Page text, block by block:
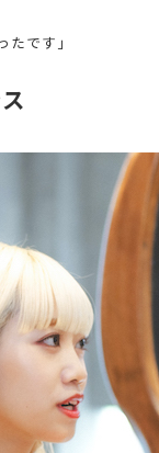
です」